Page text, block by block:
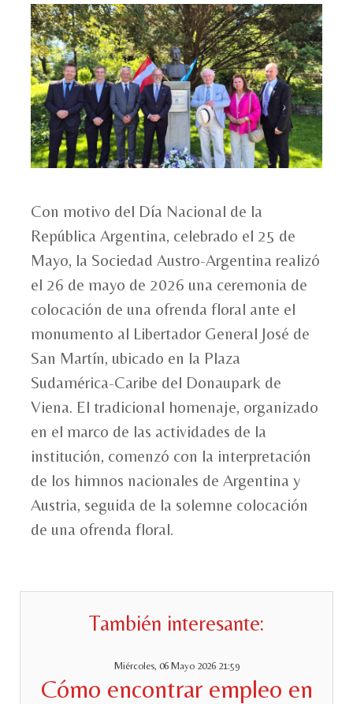
Con motivo del Día Nacional de la
República Argentina, celebrado el 25 de
Mayo, la Sociedad Austro-Argentina realizó
el 26 de mayo de 2026 una ceremonia de
colocación de una ofrenda floral ante el
monumento al Libertador General José de
San Martín, ubicado en la Plaza
Sudamérica-Caribe del Donaupark de
Viena. El tradicional homenaje, organizado
en el marco de las actividades de la
institución, comenzó con la interpretación
de los himnos nacionales de Argentina y
Austria, seguida de la solemne colocación
de una ofrenda floral.
También interesante:
Miércoles, 06 Mayo 2026 21:59
Cómo encontrar empleo en